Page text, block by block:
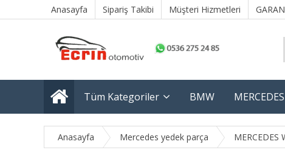
Anasayfa Sipariş Takibi Müşteri Hizmetleri
Tüm Kategoriler BMW MERCEDES
Anasayfa Mercedes yedek parça